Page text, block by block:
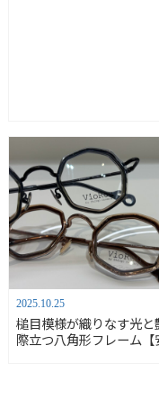
2025.10.25
槌目模様が織りなす光と
際立つ八角形フレーム【